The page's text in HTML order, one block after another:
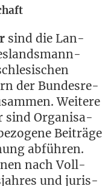
sind die Lan­
der Bun­des­re­
Wei­te­re
sind Orga­ni­sa­
Bei­trä­ge
abführen.
nach Voll­
und juris­